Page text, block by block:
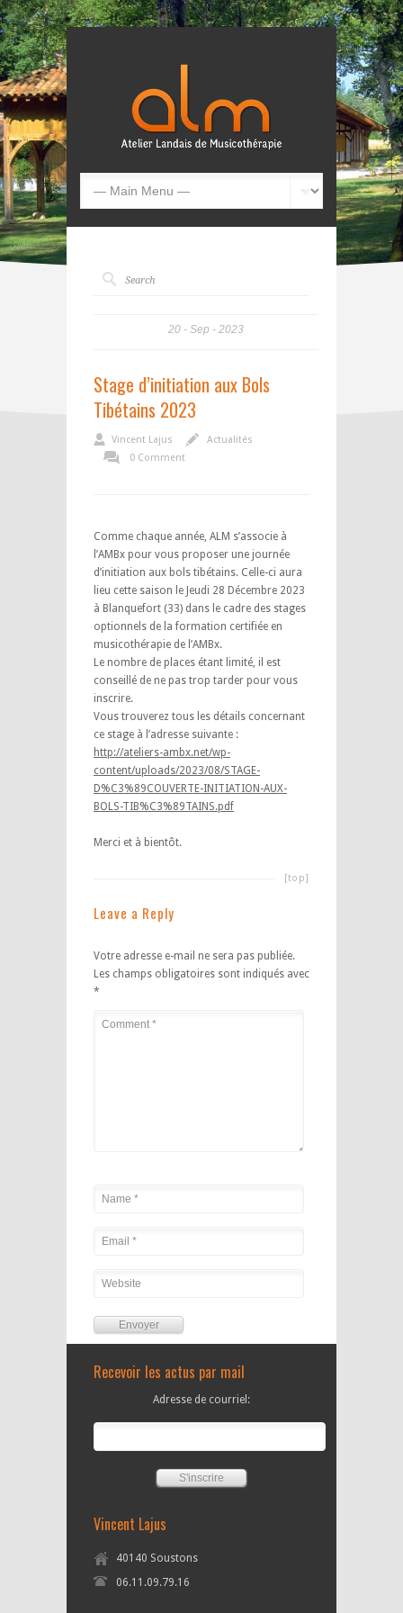
20 Sep 2023
Stage d’initiation aux Bols
Tibétains 2023
Vincent Lajus
Actualités
0 Comment
Comme chaque année, ALM s’associe à
l’AMBx pour vous proposer une journée
d’initiation aux bols tibétains. Celle-ci aura
lieu cette saison le Jeudi 28 Décembre 2023
à Blanquefort (33) dans le cadre des stages
optionnels de la formation certifiée en
musicothérapie de l’AMBx.
Le nombre de places étant limité, il est
conseillé de ne pas trop tarder pour vous
inscrire.
Vous trouverez tous les détails concernant
ce stage à l’adresse suivante :
http://ateliers-ambx.net/wp-
content/uploads/2023/08/STAGE-
D%C3%89COUVERTE-INITIATION-AUX-
BOLS-TIB%C3%89TAINS.pdf
Merci et à bientôt.
[top]
Leave a Reply
Votre adresse e-mail ne sera pas publiée.
Les champs obligatoires sont indiqués avec
*
Recevoir les actus par mail
Adresse de courriel:
Vincent Lajus
40140 Soustons
06.11.09.79.16